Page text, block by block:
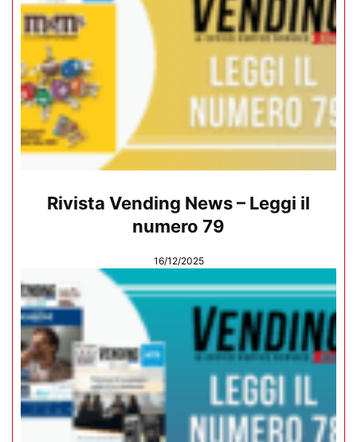
Rivista Vending News – Leggi il
numero 79
16/12/2025